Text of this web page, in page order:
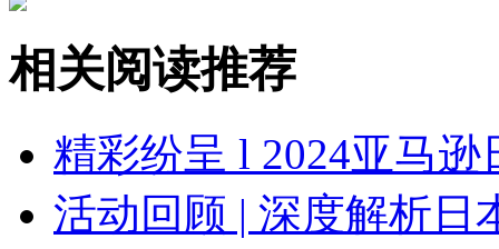
相关阅读推荐
精彩纷呈 l 2024亚马逊
活动回顾 | 深度解析日